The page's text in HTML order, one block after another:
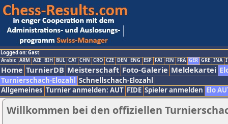
Logged on: Gast
Arabic ARM AZE BIH BUL CAT CHN CRO CZE DEN ENG ESP FAI FIN FRA GER GRE INA
Home TurnierDB Meisterschaft Foto-Galerie Meldekartei
Turnierschach-Elozahl Schnellschach-Elozahl
Allgemeines Turnier anmelden: AUT FIDE Spieler anmelden Elo
Willkommen bei den offiziellen